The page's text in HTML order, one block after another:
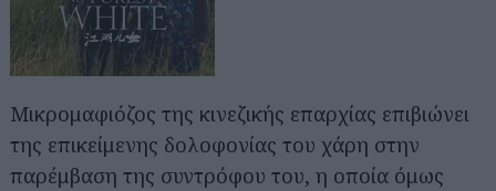
Μικρομαφιόζος της κινεζικής επαρχίας επιβιώνει
της επικείμενης δολοφονίας του χάρη στην
παρέμβαση της συντρόφου του, η οποία όμως